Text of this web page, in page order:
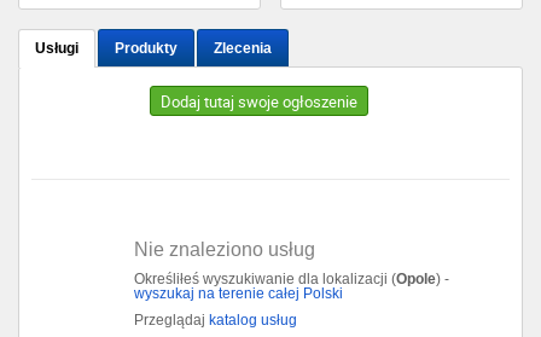
Usługi Produkty Zlecenia
Dodaj tutaj swoje ogłoszenie
Nie znaleziono usług
Określiłeś wyszukiwanie dla lokalizacji (Opole) -
wyszukaj na terenie całej Polski
Przeglądaj katalog usług
Łódź